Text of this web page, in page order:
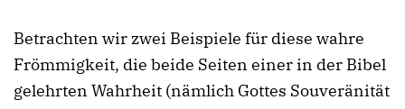
Betrachten wir zwei Beispiele für diese wahre
Frömmigkeit, die beide Seiten einer in der Bibel
gelehrten Wahrheit (nämlich Gottes Souveränität